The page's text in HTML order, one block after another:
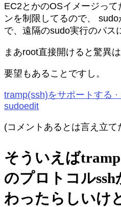
EC2とかのOSイメージっ
ンを制限してるので、
で、遠隔のsudo実行のパス
まあroot直接開けると驚異
要望もあることですし。
tramp(ssh)をサポートする
sudoedit
(コメントあるとは言え立て
そういえば
のプロトコルssh
わったらしいけ